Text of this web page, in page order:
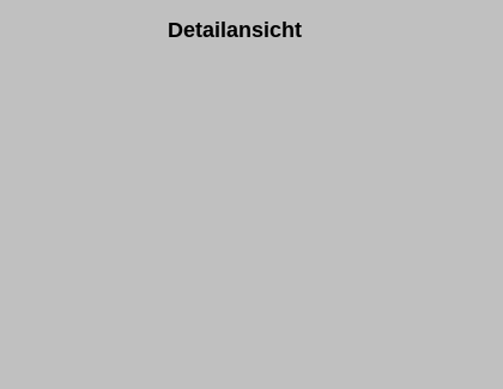
Detailansicht